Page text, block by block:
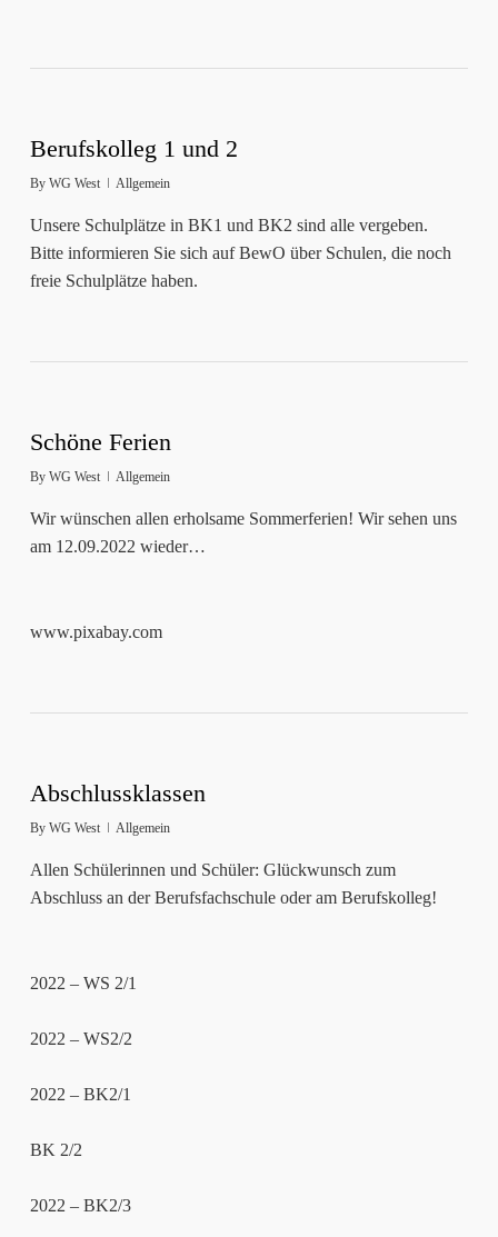
Berufskolleg 1 und 2
By WG West Allgemein
Unsere Schulplätze in BK1 und BK2 sind alle vergeben.
Bitte informieren Sie sich auf BewO über Schulen, die noch
freie Schulplätze haben.
Schöne Ferien
By WG West Allgemein
Wir wünschen allen erholsame Sommerferien! Wir sehen uns
am 12.09.2022 wieder…
www.pixabay.com
Abschlussklassen
By WG West Allgemein
Allen Schülerinnen und Schüler: Glückwunsch zum
Abschluss an der Berufsfachschule oder am Berufskolleg!
2022 – WS 2/1
2022 – WS2/2
2022 – BK2/1
BK 2/2
2022 – BK2/3